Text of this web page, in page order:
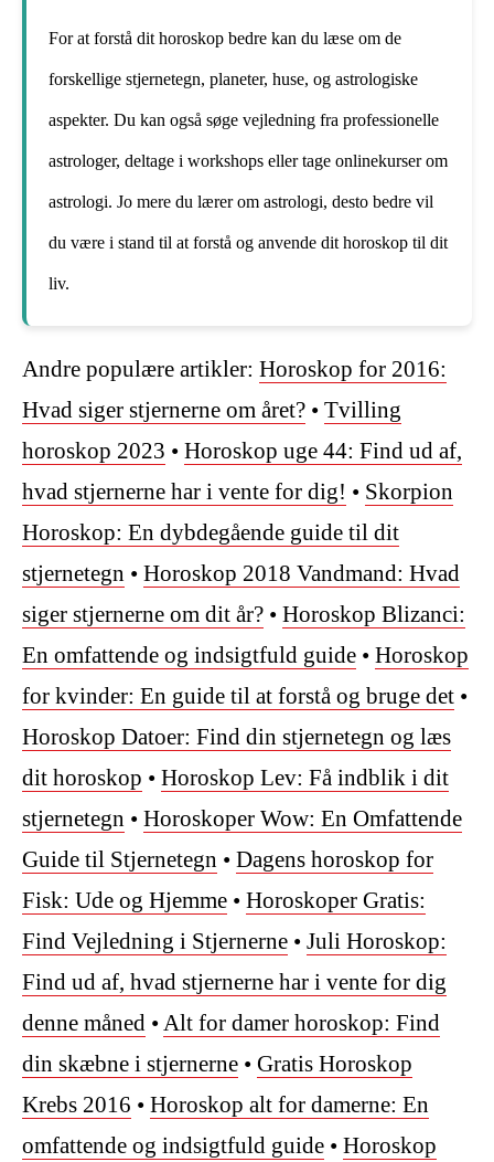
For at forstå dit horoskop bedre kan du læse om de
forskellige stjernetegn, planeter, huse, og astrologiske
aspekter. Du kan også søge vejledning fra professionelle
astrologer, deltage i workshops eller tage onlinekurser om
astrologi. Jo mere du lærer om astrologi, desto bedre vil
du være i stand til at forstå og anvende dit horoskop til dit
liv.
Andre populære artikler: Horoskop for 2016:
Hvad siger stjernerne om året? • Tvilling
horoskop 2023 • Horoskop uge 44: Find ud af,
hvad stjernerne har i vente for dig! • Skorpion
Horoskop: En dybdegående guide til dit
stjernetegn • Horoskop 2018 Vandmand: Hvad
siger stjernerne om dit år? • Horoskop Blizanci:
En omfattende og indsigtfuld guide • Horoskop
for kvinder: En guide til at forstå og bruge det •
Horoskop Datoer: Find din stjernetegn og læs
dit horoskop • Horoskop Lev: Få indblik i dit
stjernetegn • Horoskoper Wow: En Omfattende
Guide til Stjernetegn • Dagens horoskop for
Fisk: Ude og Hjemme • Horoskoper Gratis:
Find Vejledning i Stjernerne • Juli Horoskop:
Find ud af, hvad stjernerne har i vente for dig
denne måned • Alt for damer horoskop: Find
din skæbne i stjernerne • Gratis Horoskop
Krebs 2016 • Horoskop alt for damerne: En
omfattende og indsigtfuld guide • Horoskop